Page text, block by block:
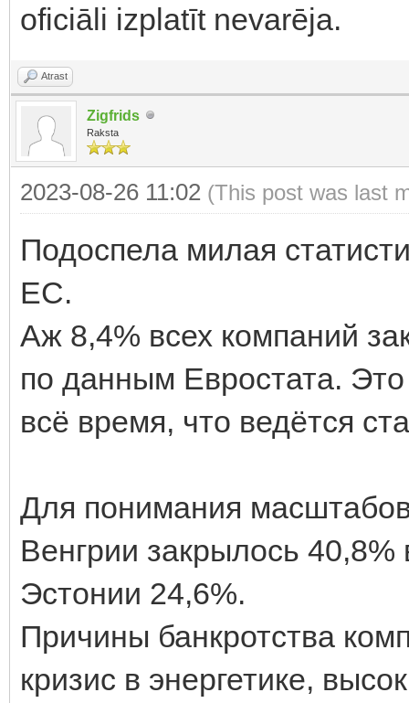
oficiāli izplatīt nevarēja.
Atrast
Zigfrids
Raksta
2023-08-26 11:02 (This post was last
Подоспела милая
ЕС.
Аж 8,4% всех компаний
по данным Евростата.
всё время, что ведётся
Для понимания
Венгрии закрылось 40,8%
Эстонии 24,6%.
Причины банкротства
кризис в энергетике,